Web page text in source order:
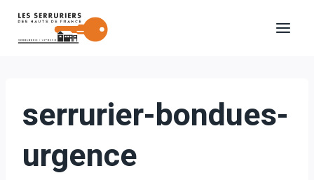
Aller
serrurier-bondues-
urgence